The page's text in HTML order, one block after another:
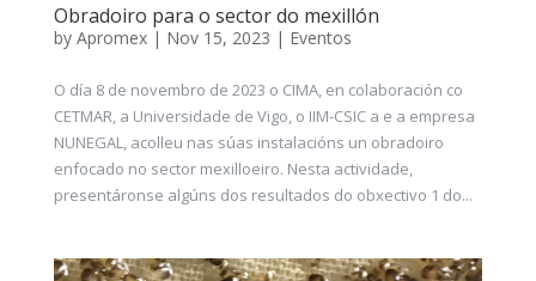
Obradoiro para o sector do mexillón
by Apromex| Nov 15, 2023 | Eventos
O día 8 de novembro de 2023 o CIMA, en colaboración co
CETMAR, a Universidade de Vigo, o IIM-CSIC a e a empresa
NUNEGAL, acolleu nas súas instalacións un obradoiro
enfocado no sector mexilloeiro. Nesta actividade,
presentáronse algúns dos resultados do obxectivo 1 do...